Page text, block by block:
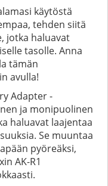
käytöstä
tehden siitä
jotka haluavat
tasolle. Anna
tämän
avulla!
Adapter -
ja monipuolinen
haluavat laajentaa
Se muuntaa
pyöreäksi,
AK-R1